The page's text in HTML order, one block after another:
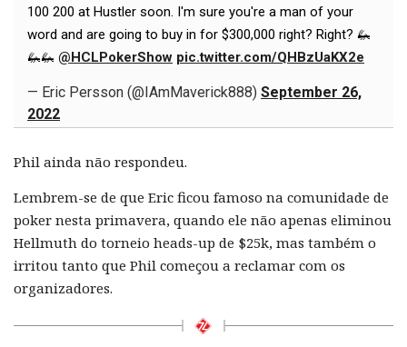
100 200 at Hustler soon. I'm sure you're a man of your
word and are going to buy in for $300,000 right? Right? 🦗
🦗🦗 @HCLPokerShow pic.twitter.com/QHBzUaKX2e
— Eric Persson (@IAmMaverick888) September 26,
2022
Phil ainda não respondeu.
Lembrem-se de que Eric ficou famoso na comunidade de
poker nesta primavera, quando ele não apenas eliminou
Hellmuth do torneio heads-up de $25k, mas também o
irritou tanto que Phil começou a reclamar com os
organizadores.